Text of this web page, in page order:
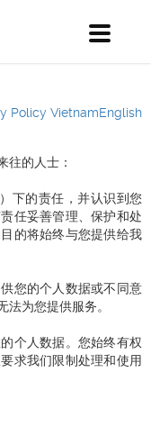
Toggle
Policy VietnamEnglish
往的人士：
下的责任，并认识到您
任妥善管理、保护和处
的将始终与您提供给我
您的个人数据或不同意
为您提供服务。
个人数据。您始终有权
求我们限制处理和使用